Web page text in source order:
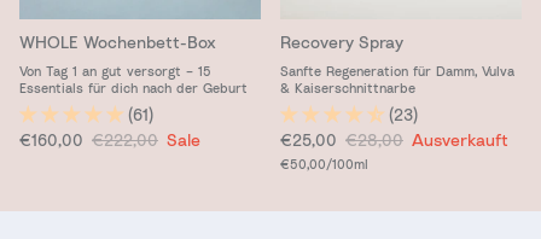
WHOLE Wochenbett-Box
Von Tag 1 an gut versorgt – 15
Essentials für dich nach der Geburt
(61)
Verkaufspreis
€160,00 Normaler Preis
€222,00 Sale
Recovery Spray
Sanfte Regeneration für Damm, Vulva
& Kaiserschnittnarbe
(23)
Verkaufspreis
€25,00 Normaler Preis
€28,00 Ausverkauft
Grundpreis
€50,00/100ml